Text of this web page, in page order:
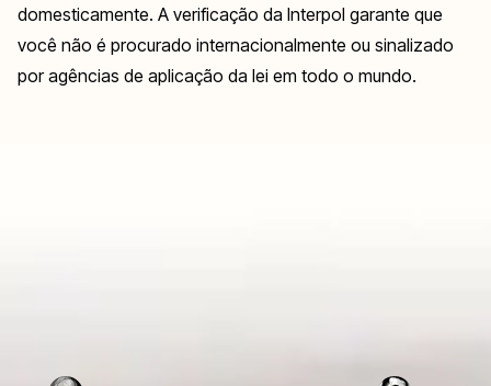
domesticamente. A verificação da Interpol garante que
você não é procurado internacionalmente ou sinalizado
por agências de aplicação da lei em todo o mundo.